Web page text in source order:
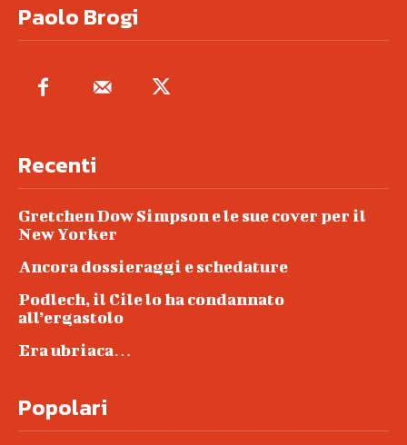
Paolo Brogi
Recenti
Gretchen Dow Simpson e le sue cover per il
New Yorker
Ancora dossieraggi e schedature
Podlech, il Cile lo ha condannato
all’ergastolo
Era ubriaca…
Popolari